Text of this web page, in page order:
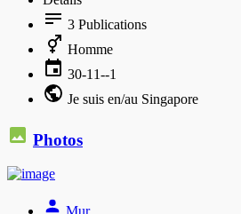
3 Publications
Homme
30-11--1
Je suis en/au Singapore
Photos